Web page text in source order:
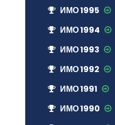
ИМО 1995
ИМО 1994
ИМО 1993
ИМО 1992
ИМО 1991
ИМО 1990